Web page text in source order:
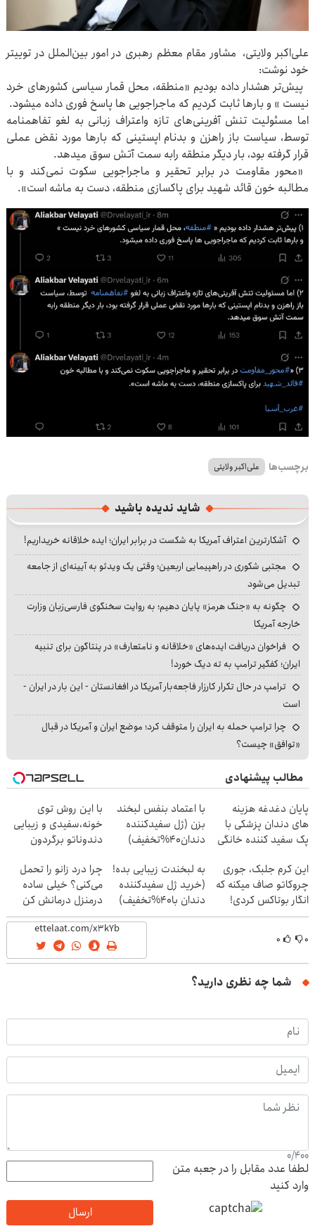
علی‌اکبر ولایتی، مشاور مقام معظم رهبری در امور بین‌الملل در توییتر
خود نوشت:
پیش‌تر هشدار داده بودیم «منطقه، محل قمار سیاسی کشورهای خرد
نیست » و بارها ثابت کردیم که ماجراجویی ها پاسخ فوری داده میشود.
اما مسئولیت تنش آفرینی‌های تازه واعتراف زبانی به لغو تفاهمنامه
توسط، سیاست باز راهزن و بدنام اپستینی که بارها مورد نقض عملی
قرار گرفته بود، بار دیگر منطقه رابه سمت آتش سوق میدهد.
«محور مقاومت در برابر تحقیر و ماجراجویی سکوت نمی‌کند و با
مطالبه خون قائد شهید برای پاکسازی منطقه، دست به ماشه است».
برچسب‌ها علی‌اکبر ولایتی
شاید ندیده باشید
آشکارترین اعتراف آمریکا به شکست در برابر ایران؛ ایده خلاقانه خریداریم!
مجتبی شکوری در راهپیمایی اربعین؛ وقتی یک ویدئو به آیینه‌ای از جامعه
تبدیل می‌شود
چگونه به «جنگ هرمز» پایان دهیم؛ به روایت سخنگوی فارسی‌زبان وزارت
خارجه آمریکا
فراخوان دریافت ایده‌های «خلاقانه و نامتعارف» در پنتاگون برای تنبیه
ایران؛ کفگیر ترامپ به ته دیگ خورد!
ترامپ در حال تکرار کارزار فاجعه‌بار آمریکا در افغانستان - این بار در ایران -
است
چرا ترامپ حمله به ایران را متوقف کرد؛ موضع ایران و آمریکا در قبال
«توافق» چیست؟
مطالب پیشنهادی
پایان دغدغه هزینه
های دندان پزشکی با
پک سفید کننده خانگی
با اعتماد بنفس لبخند
بزن (ژل سفیدکننده
دندان40%تخفیف)
با این روش توی
خونه،سفیدی و زیبایی
دندوناتو برگردون
این کرم جلبک، جوری
چروکاتو صاف میکنه که
انگار بوتاکس کردی!
(تخفیف ویژه)
به لبخندت زیبایی بده!
(خرید ژل سفیدکننده
دندان با40%تخفیف)
چرا درد زانو را تحمل
می‌کنی؟ خیلی ساده
درمنزل درمانش کن
۰ ۰
شما چه نظری دارید؟
0/400
لطفا عدد مقابل را در جعبه متن
وارد کنید
ارسال